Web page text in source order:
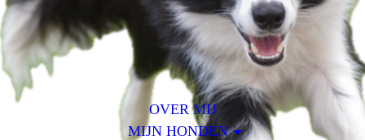
OVER MIJ
MIJN HONDEN